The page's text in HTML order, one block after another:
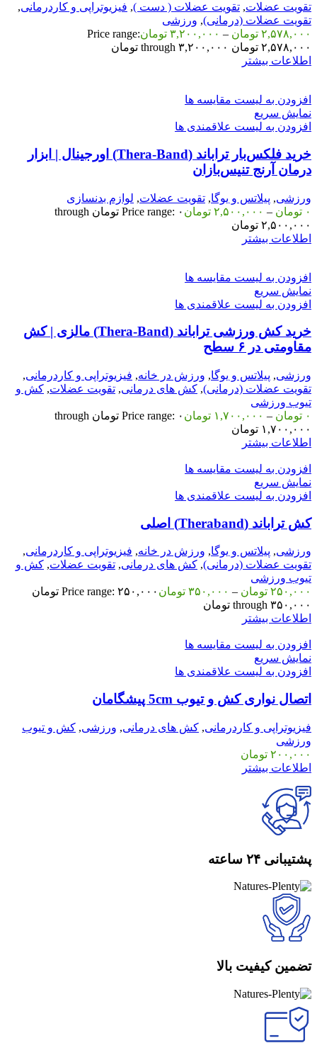
تقویت عضلات, تقویت عضلات ( دست ), فیزیوتراپی و کاردرمانی,
تقویت عضلات (درمانی), ورزشی
۲,۵۷۸,۰۰۰ تومان – ۳,۲۰۰,۰۰۰ تومانPrice range:
۲,۵۷۸,۰۰۰ تومان through ۳,۲۰۰,۰۰۰ تومان
اطلاعات بیشتر
افزودن به لیست مقایسه ها
نمایش سریع
افزودن به لیست علاقمندی ها
خرید فلکس‌بار تراباند (Thera-Band) اورجینال | ابزار
درمان آرنج تنیس‌بازان
ورزشی, پیلاتس و یوگا, تقویت عضلات, لوازم بدنسازی
۰ تومان – ۲,۵۰۰,۰۰۰ تومان
Price range: ۰ تومان through
۲,۵۰۰,۰۰۰ تومان
اطلاعات بیشتر
افزودن به لیست مقایسه ها
نمایش سریع
افزودن به لیست علاقمندی ها
خرید کش ورزشی تراباند (Thera-Band) مالزی | کش
مقاومتی در ۶ سطح
ورزشی, پیلاتس و یوگا, ورزش در خانه, فیزیوتراپی و کاردرمانی,
تقویت عضلات (درمانی), کش های درمانی, تقویت عضلات, کش و
تیوب ورزشی
۰ تومان – ۱,۷۰۰,۰۰۰ تومان
Price range: ۰ تومان through
۱,۷۰۰,۰۰۰ تومان
اطلاعات بیشتر
افزودن به لیست مقایسه ها
نمایش سریع
افزودن به لیست علاقمندی ها
کش تراباند (Theraband) اصلی
ورزشی, پیلاتس و یوگا, ورزش در خانه, فیزیوتراپی و کاردرمانی,
تقویت عضلات (درمانی), کش های درمانی, تقویت عضلات, کش و
تیوب ورزشی
۲۵۰,۰۰۰ تومان – ۳۵۰,۰۰۰ تومان
Price range: ۲۵۰,۰۰۰ تومان
through ۳۵۰,۰۰۰ تومان
اطلاعات بیشتر
افزودن به لیست مقایسه ها
نمایش سریع
افزودن به لیست علاقمندی ها
اتصال نواری کش و تیوب 5cm پیشگامان
فیزیوتراپی و کاردرمانی, کش های درمانی, ورزشی, کش و تیوب
ورزشی
۲۰۰,۰۰۰ تومان
اطلاعات بیشتر
پشتیبانی ۲۴ ساعته
تضمین کیفیت بالا